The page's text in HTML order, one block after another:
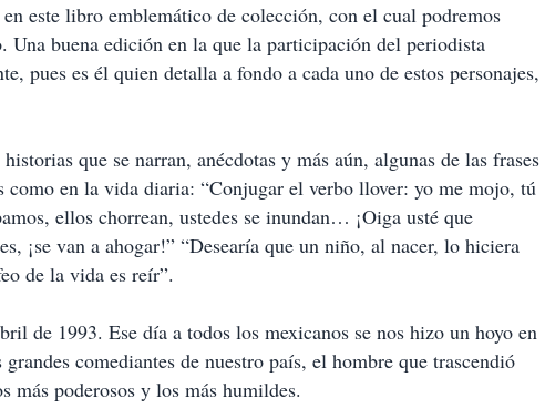
este libro emblemático de colección, con el cual podremos
Una buena edición en la que la participación del periodista
pues es él quien detalla a fondo a cada uno de estos personajes,
que se narran, anécdotas y más aún, algunas de las frases
como en la vida diaria: “Conjugar el verbo llover: yo me mojo, tú
ellos chorrean, ustedes se inundan… ¡Oiga usté que
¡se van a ahogar!” “Desearía que un niño, al nacer, lo hiciera
de la vida es reír”.
de 1993. Ese día a todos los mexicanos se nos hizo un hoyo en
comediantes de nuestro país, el hombre que trascendió
más poderosos y los más humildes.